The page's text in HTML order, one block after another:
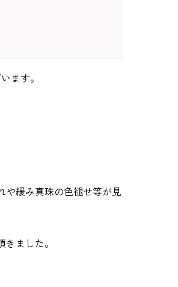
ます。
や緩み真珠の色褪せ等が見
ました。